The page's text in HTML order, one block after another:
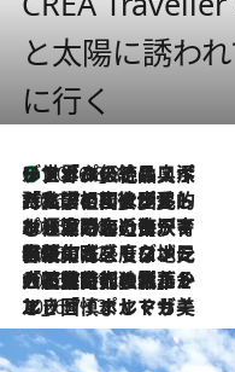
と太陽に誘わ
に行く
2026.8.8
リスボンの絶品スイーツ「パステル・デ・ナタ」とは？ポルトガル伝統の奥深い世界へ
2026.7.27
「私の祖国はポルトガル語です」国民的詩人フェルナンド・ペソアと、彼が愛した文学の街を歩く
2026.7.26
ポルトガル近海が育む極上の海の幸。キリリと冷えた白ワインと愉しむ、シーフード専門店の贅沢
2026.7.22
伝統の味をモダンに昇華。高感度な地元客が集う、リスボンの最旬ガストロノミー
2026.7.21
大航海時代の栄華から、震災、独裁、そして革命へ。ポルトガル・首都リスボンの石畳に刻まれた「歴史の光と影」
2026.7.13
エッセイ・ヤマザキマリ「慎ましくも美しき国 ポルトガル」